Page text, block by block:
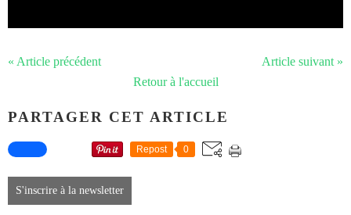
« Article précédent
Article suivant »
Retour à l'accueil
PARTAGER CET ARTICLE
Repost 0
S'inscrire à la newsletter